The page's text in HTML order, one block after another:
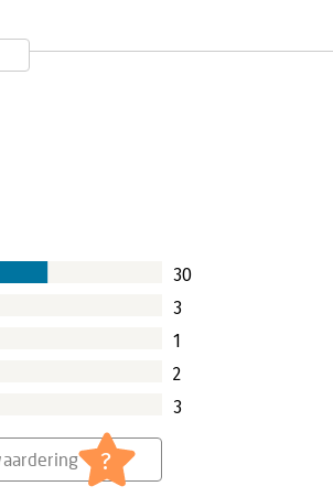
hem of verafschuwen hem. Ik moet
hun bewondering niet onder stoelen
30
3
1
2
3
?